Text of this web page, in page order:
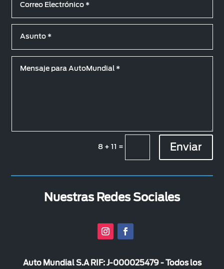
8 + 11 = Enviar
Nuestras Redes Sociales
Auto Mundial S.A RIF: J-000025479 - Todos los